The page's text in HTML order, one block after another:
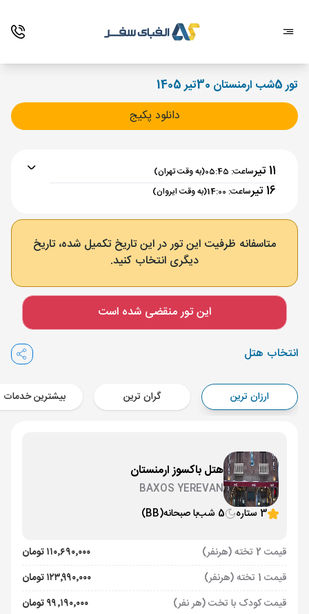
تور 5شب ارمنستان 30تیر 1405
دانلود پکیج
11 تیر ساعت: 05:45 (به وقت تهران)
16 تیر ساعت: 14:00 (به وقت ایروان)
برنامه رفت :
فرودگاه بین‌المللی امام خمینی IKA
ایروان , فرودگاه بین‌المللی زوارتنوتس EVN
مدت پرواز :02:00
تهران , فرودگاه بین‌المللی امام خمینی IKA
متاسفانه ظرفیت این تور در این تاریخ تکمیل شده، تاریخ
دیگری انتخاب کنید.
این تور منقضی شده است
انتخاب هتل
ارزان ترین گران ترین بیشترین خدمات
هتل باکسوز ارمنستان
BAXOS YEREVAN
3 ستاره
5 شب با صبحانه(BB)
قیمت 2 تخته (هرنفر)
۱۱۰٬۶۹۰٬۰۰۰ تومان
قیمت 1 تخته (هرنفر)
۱۲۳٬۹۹۰٬۰۰۰ تومان
قیمت کودک با تخت (هر نفر)
۹۹٬۱۹۰٬۰۰۰ تومان